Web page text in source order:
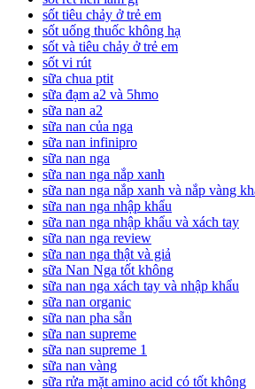
sốt tiêu chảy ở trẻ em
sốt uống thuốc không hạ
sốt và tiêu chảy ở trẻ em
sốt vi rút
sữa chua ptit
sữa đạm a2 và 5hmo
sữa nan a2
sữa nan của nga
sữa nan infinipro
sữa nan nga
sữa nan nga nắp xanh
sữa nan nga nắp xanh và nắp vàng
sữa nan nga nhập khẩu
sữa nan nga nhập khẩu và xách tay
sữa nan nga review
sữa nan nga thật và giả
sữa Nan Nga tốt không
sữa nan nga xách tay và nhập khẩu
sữa nan organic
sữa nan pha sẵn
sữa nan supreme
sữa nan supreme 1
sữa nan vàng
sữa rửa mặt amino acid có tốt không